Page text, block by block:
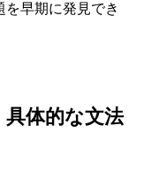
を早期に発見でき
体的な文法